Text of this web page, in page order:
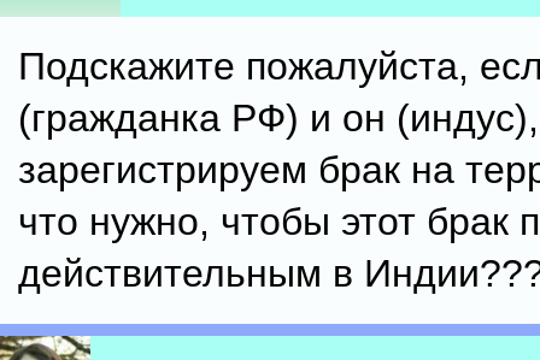
Подскажите пожалуйста,
(гражданка РФ) и он (индус),
зарегистрируем брак на
что нужно, чтобы этот брак
действительным в